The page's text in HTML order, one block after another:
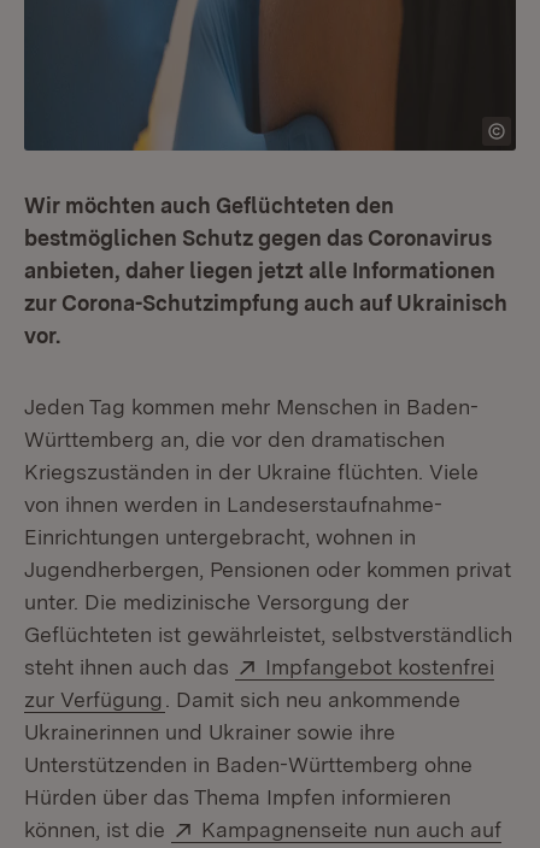
Wir möchten auch Geflüchteten den
bestmöglichen Schutz gegen das Coronavirus
anbieten, daher liegen jetzt alle Informationen
zur Corona-Schutzimpfung auch auf Ukrainisch
vor.
Jeden Tag kommen mehr Menschen in Baden-
Württemberg an, die vor den dramatischen
Kriegszuständen in der Ukraine flüchten. Viele
von ihnen werden in Landeserstaufnahme-
Einrichtungen untergebracht, wohnen in
Jugendherbergen, Pensionen oder kommen privat
unter. Die medizinische Versorgung der
Geflüchteten ist gewährleistet, selbstverständlich
steht ihnen auch das
Extern:
Impfangebot kostenfrei
zur Verfügung (Öffnet in neuem Fenster)
. Damit sich neu ankommende
Ukrainerinnen und Ukrainer sowie ihre
Unterstützenden in Baden-Württemberg ohne
Hürden über das Thema Impfen informieren
können, ist die
Extern:
Kampagnenseite nun auch auf